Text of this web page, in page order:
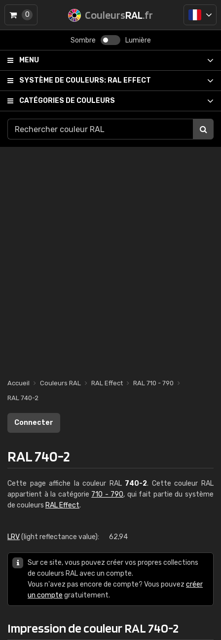
CouleursRAL.fr
Sombre Lumière
MENU
SYSTÈME DE COULEURS: RAL EFFECT
CATÉGORIES DE COULEURS
0
Accueil Couleurs RAL RAL Effect
RAL 710 - 790
RAL 740-2
Connecter
RAL 740-2
Cette page affiche la couleur RAL 740-2. Cette couleur RAL
appartient à la catégorie 710 - 790, qui fait partie du système
de couleurs RAL Effect.
LRV(light reflectance value): 62,94
Sur ce site, vous pouvez créer vos propres collections
de couleurs RAL avec un compte.
Vous n'avez pas encore de compte? Vous pouvez créer
un compte gratuitement.
Impression de couleur RAL 740-2